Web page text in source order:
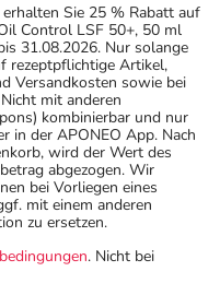
Sie 25 % Rabatt auf
Control LSF 50+, 50 ml
31.08.2026. Nur solange
rezeptpflichtige Artikel,
Versandkosten sowie bei
mit anderen
kombinierbar und nur
in der APONEO App. Nach
wird der Wert des
abgezogen. Wir
bei Vorliegen eines
mit einem anderen
zu ersetzen.
. Nicht bei